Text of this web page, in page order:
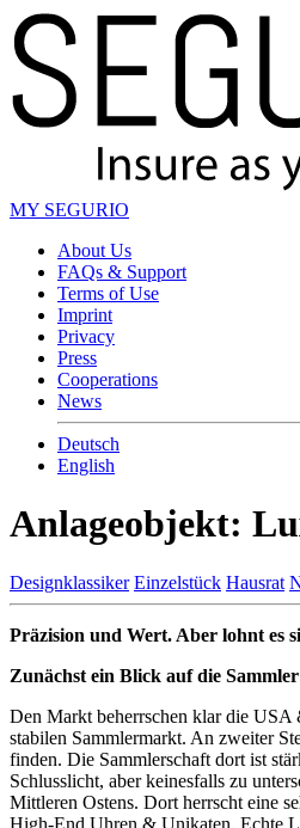
MY SEGURIO
About Us
FAQs & Support
Terms of Use
Imprint
Privacy
Press
Cooperations
News
Deutsch
English
Anlageobjekt:
Designklassiker Einzelstück Hausrat
Präzision und Wert. Aber lohnt es
Zunächst ein Blick auf die
Den Markt beherrschen klar die USA
stabilen Sammlermarkt. An zweiter
finden. Die Sammlerschaft dort ist
Schlusslicht, aber keinesfalls zu
Mittleren Ostens. Dort herrscht eine
High-End Uhren & Unikaten. Echte